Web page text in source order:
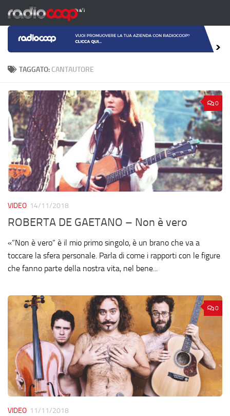
Salta al contenuto
TAGGATO: CANTAUTORE
0
VIDEO 14/11/2018
ROBERTA DE GAETANO – Non è vero
«”Non è vero” è il mio primo singolo, è un brano che va a
toccare la sfera personale. Parla di come i rapporti con le figure
che fanno parte della nostra vita, nel bene...
0
VIDEO 11/11/2018